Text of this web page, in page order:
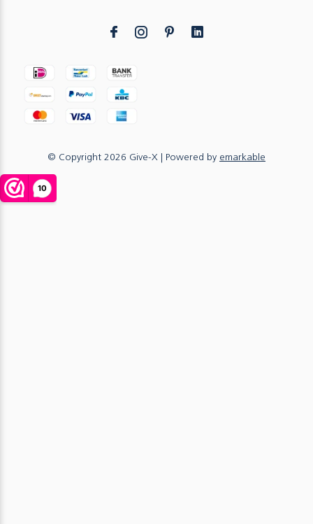
© Copyright 2026 Give-X | Powered by emarkable